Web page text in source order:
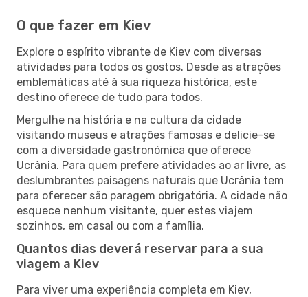
O que fazer em Kiev
Explore o espírito vibrante de Kiev com diversas
atividades para todos os gostos. Desde as atrações
emblemáticas até à sua riqueza histórica, este
destino oferece de tudo para todos.
Mergulhe na história e na cultura da cidade
visitando museus e atrações famosas e delicie-se
com a diversidade gastronómica que oferece
Ucrânia. Para quem prefere atividades ao ar livre, as
deslumbrantes paisagens naturais que Ucrânia tem
para oferecer são paragem obrigatória. A cidade não
esquece nenhum visitante, quer estes viajem
sozinhos, em casal ou com a família.
Quantos dias deverá reservar para a sua
viagem a Kiev
Para viver uma experiência completa em Kiev,